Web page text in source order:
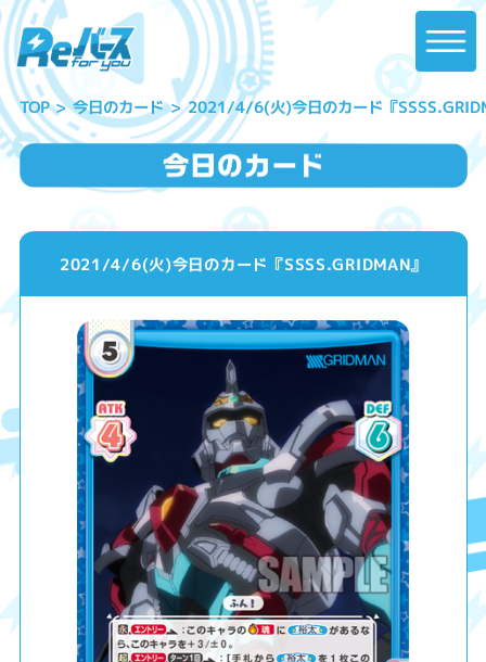
TOP 今日のカード 2021/4/6(火)今日のカード『
2021/4/6(火)今日のカード『SSSS.GRIDMAN』